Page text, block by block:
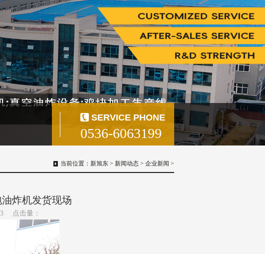
SERVICE PHONE
0536-6063199
当前位置： 新旭东 > 新闻动态 > 企业新闻 >
炸机发货现场
点击量：